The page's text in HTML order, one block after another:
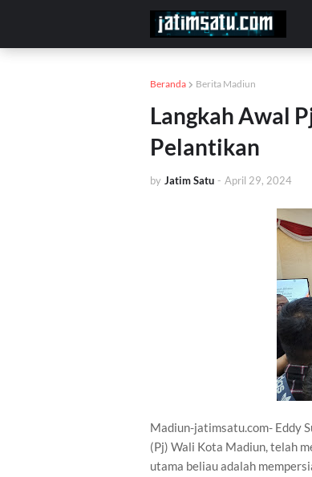
Beranda Berita Madiun
Langkah Awal
Pelantikan
by Jatim Satu - April 29, 2024
Madiun-jatimsatu.com- Eddy
(Pj) Wali Kota Madiun, telah
utama beliau adalah